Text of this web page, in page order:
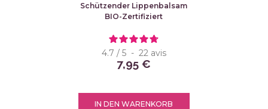
Schützender Lippenbalsam
BIO-Zertifiziert
4.7 / 5 - 22 avis
7,95 €
IN DEN WARENKORB